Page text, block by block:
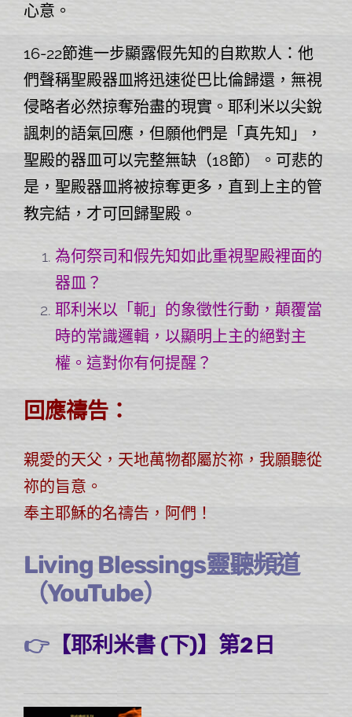
心意。
16-22節進一步顯露假先知的自欺欺人：他
們聲稱聖殿器皿將迅速從巴比倫歸還，無視
侵略者必然掠奪殆盡的現實。耶利米以尖銳
諷刺的語氣回應，但願他們是「真先知」，
聖殿的器皿可以完整無缺（18節）。可悲的
是，聖殿器皿將被掠奪更多，直到上主的管
教完結，才可回歸聖殿。
為何祭司和假先知如此重視聖殿裡面的
器皿？
耶利米以「軛」的象徵性行動，顛覆當
時的常識邏輯，以顯明上主的絕對主
權。這對你有何提醒？
回應禱告：
親愛的天父，天地萬物都屬於祢，我願聽從
祢的旨意。
奉主耶穌的名禱告，阿們！
Living Blessings靈聽頻道
（YouTube）
👉【耶利米書 (下)】第2日